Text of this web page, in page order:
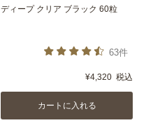
ディープ クリア ブラック 60粒
63件
¥4,320 税込
カートに入れる